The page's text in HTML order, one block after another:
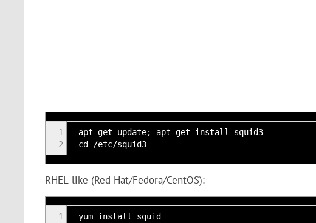
1
2
apt-get update; apt-get install squid3
cd /etc/squid3
RHEL-like (Red Hat/Fedora/CentOS):
1
yum install squid